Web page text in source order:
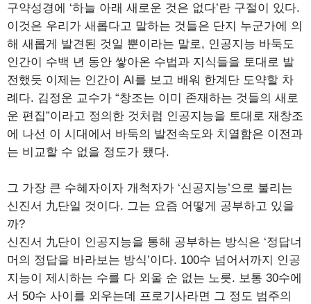
구약성경에 ‘하늘 아래 새로운 것은 없다’란 구절이 있다.
이것은 우리가 새롭다고 말하는 것들은 단지 누군가에 의
해 새롭게 발견된 것일 뿐이라는 말로, 인공지능 바둑도
인간이 수백 년 동안 쌓아온 수법과 지식들을 토대로 발
전했듯 이제는 인간이 AI를 보고 배워 한계단 도약할 차
례다. 김정운 교수가 “창조는 이미 존재하는 것들의 새로
운 편집”이라고 정의한 것처럼 인공지능을 토대로 재창조
에 나선 이 시대에서 바둑의 발전속도와 치열함은 이전과
는 비교할 수 없을 정도가 됐다.
그 가장 큰 수혜자이자 개척자가 ‘신공지능’으로 불리는
신진서 九단일 것이다. 그는 요즘 어떻게 공부하고 있을
까?
신진서 九단이 인공지능을 통해 공부하는 방식은 ‘정답너
머의 정답을 바라보는 방식’이다. 100수 넘어서까지 인공
지능이 제시하는 수를 다 외울 순 없는 노릇. 보통 30수에
서 50수 사이를 외우는데 프로기사라면 그 정도 범주의